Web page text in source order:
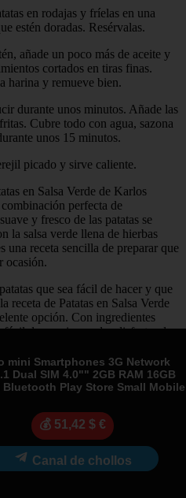
en rodajas y fríelas en una
estén doradas. Resérvalas.
añade un poco más de aceite y
cortados en tiras finas.
harina y remueve bien.
durante unos minutos. Añade las
Cubre todo con agua, sazona
unos 15 minutos.
picado y sirve caliente.
en Salsa Verde de Karlos
perfecta de
y fresco de las patatas se
la salsa verde llena de hierbas
una receta sencilla de preparar que
ocasión.
que sea fácil de hacer y que
receta de Patatas en Salsa Verde
opción. Con ingredientes
de seguir, puedes disfrutar de
derechos de autor o propiedad
.
copyright or intellectual
.
mini Smartphones 3G Network
Dual SIM 4.0"" 2GB RAM 16GB
Bluetooth Play Store Small Mobile
💰 51,42 $ €
Canal de chollos